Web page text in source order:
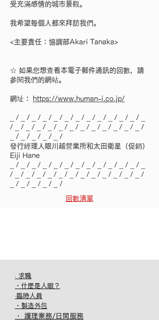
受充滿感情的城市景觀。
我希望每個人都來拜訪我們。
<主要責任：協調部Akari Tanaka>
☆ 如果您想查看本電子郵件通訊的回數，請
參閱我們的網站。
網址： https://www.human-i.co.jp/
_ / _ / _ / _ / _ / _ / _ / _ / _ / _ / _ / _ / _
/ _ / _ / _ / _ / _ / _ / _ / _ / _ / _ / _ / _ /
_ / _ / _ / _ / _ /
發行經理人眼川越營業所和太田衛星（促銷）
Eiji Hane
_ / _ / _ / _ / _ / _ / _ / _ / _ / _ / _ / _ / _
/ _ / _ / _ / _ / _ / _ / _ / _ / _ / _ / _ / _ /
_ / _ / _ / _ / _ /
回數清單
· 求職
・什麼是人眼？
·臨時人員
・製造外包
・ 護理業務/日間服務